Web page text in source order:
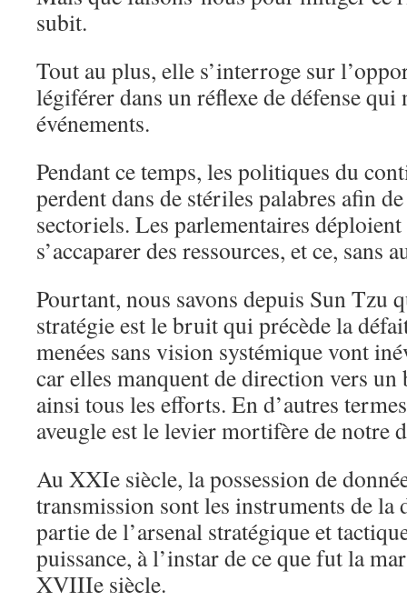
subit.
Tout au plus, elle s’interroge sur
légiférer dans un réflexe de défense qui
événements.
Pendant ce temps, les politiques du
perdent dans de stériles palabres afin
sectoriels. Les parlementaires
s’accaparer des ressources, et ce, sans
Pourtant, nous savons depuis Sun Tzu
stratégie est le bruit qui précède la
menées sans vision systémique vont
car elles manquent de direction vers
ainsi tous les efforts. En d’autres
aveugle est le levier mortifère de notre
Au XXIe siècle, la possession de
transmission sont les instruments de
partie de l’arsenal stratégique et
puissance, à l’instar de ce que fut la
XVIIIe siècle.